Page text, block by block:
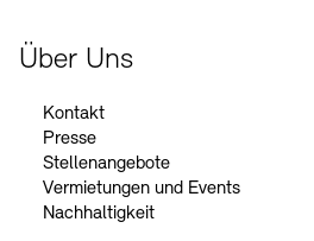
Über Uns
Kontakt
Presse
Stellenangebote
Vermietungen und Events
Nachhaltigkeit